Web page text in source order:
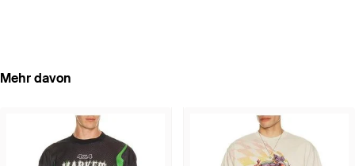
Mehr davon